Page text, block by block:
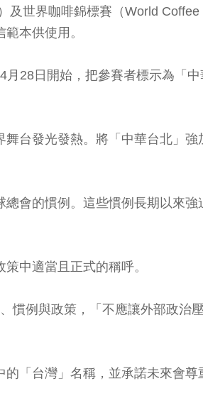
世界咖啡錦標賽（World
本供使用。
28日開始，把參賽者標示為「
台發光發熱。將「中華台北」
會的慣例。這些慣例長期以來
中適當且正式的稱呼。
慣例與政策，「不應讓外部政治
「台灣」名稱，並承諾未來會尊